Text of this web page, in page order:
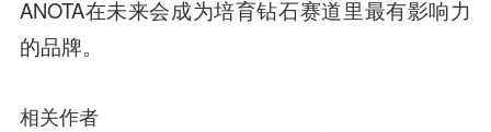
ANOTA在未来会成为培育钻石赛道里最有影响力
的品牌。
相关作者